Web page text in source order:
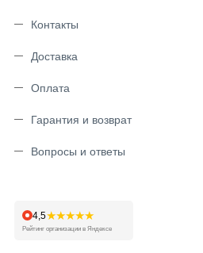
Контакты
Доставка
Оплата
Гарантия и возврат
Вопросы и ответы
4,5★★★★★
Рейтинг организации в Яндексе